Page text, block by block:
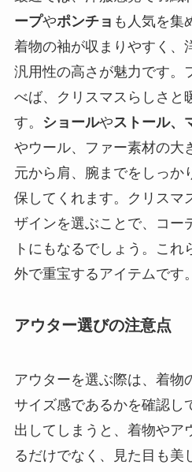
ープやポンチョ も人気を集
着物の袖が収まりやすく、
汎用性の高さが魅力です。
べば、クリスマスらしさと
す。
ショールやストール、
やウール、ファー素材の大
元から肩、腕までをしっか
保してくれます。クリスマ
ザインを選ぶことで、コー
トにもなるでしょう。これ
外で重宝するアイテムです。
アウター選びの注意点
アウターを選ぶ際は、着物
サイズ感であるかを確認し
出してしまうと、着物やア
るだけでなく、見た目も美